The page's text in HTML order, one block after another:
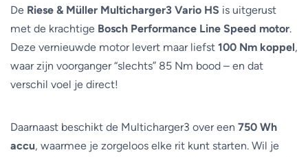
De Riese & Müller Multicharger3 Vario HS is uitgerust
met de krachtige Bosch Performance Line Speed motor.
Deze vernieuwde motor levert maar liefst 100 Nm koppel,
waar zijn voorganger “slechts” 85 Nm bood – en dat
verschil voel je direct!
Daarnaast beschikt de Multicharger3 over een 750 Wh
accu, waarmee je zorgeloos elke rit kunt starten. Wil je